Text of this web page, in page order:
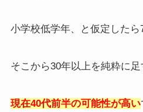
小学校低学年、と仮定したら
そこから30年以上を純粋に足
現在40代前半の可能性が高い